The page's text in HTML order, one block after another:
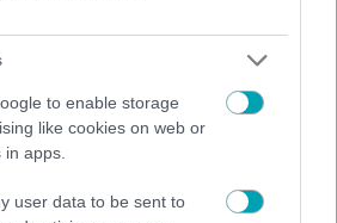
to enable storage
like cookies on web or
apps.
user data to be sent to